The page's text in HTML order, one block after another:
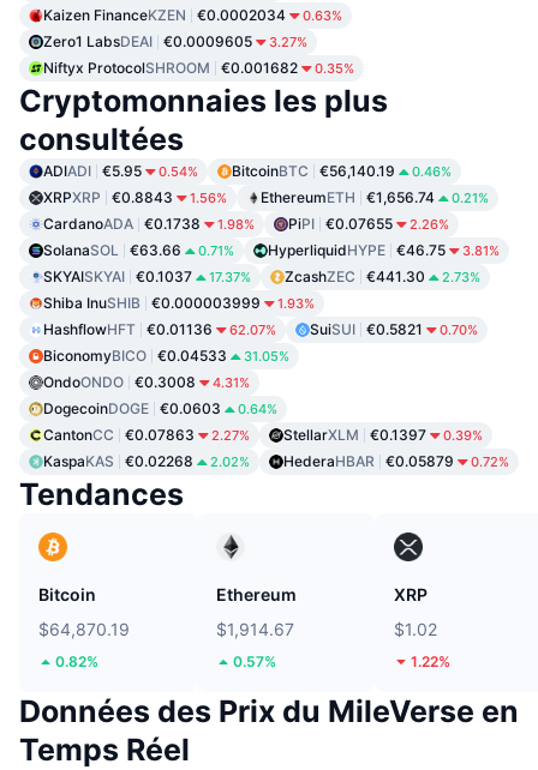
Kaizen FinanceKZEN €0.0002034 0.63%
Zero1 LabsDEAI €0.0009605 3.27%
Niftyx ProtocolSHROOM €0.001682 0.35%
Cryptomonnaies les plus
consultées
ADIADI €5.95 0.54% BitcoinBTC €56,140.19 0.46%
XRPXRP €0.8843 1.56% EthereumETH €1,656.74 0.21%
CardanoADA €0.1738 1.98% PiPI €0.07655 2.26%
SolanaSOL €63.66 0.71% HyperliquidHYPE €46.75 3.81%
SKYAISKYAI €0.1037 17.37% ZcashZEC €441.30 2.73%
Shiba InuSHIB €0.000003999 1.93%
HashflowHFT €0.01136 62.07% SuiSUI €0.5821 0.70%
BiconomyBICO €0.04533 31.05%
OndoONDO €0.3008 4.31%
DogecoinDOGE €0.0603 0.64%
CantonCC €0.07863 2.27% StellarXLM €0.1397 0.39%
KaspaKAS €0.02268 2.02% HederaHBAR €0.05879 0.72%
Tendances
Bitcoin
$64,870.19
0.82%
Ethereum
$1,914.67
0.57%
XRP
$1.02
1.22%
Données des Prix du MileVerse en
Temps Réel